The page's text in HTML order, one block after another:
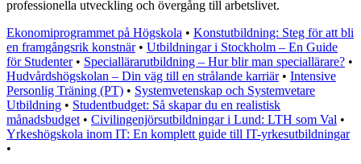
professionella utveckling och övergång till arbetslivet.
Ekonomiprogrammet på Högskola • Konstutbildning: Steg för att bli
en framgångsrik konstnär• Utbildningar i Stockholm – En Guide
för Studenter• Speciallärarutbildning – Hur blir man speciallärare? •
Hudvårdshögskolan – Din väg till en strålande karriär• Intensive
Personlig Träning (PT) • Systemvetenskap och Systemvetare
Utbildning • Studentbudget: Så skapar du en realistisk
månadsbudget • Civilingenjörsutbildningar i Lund: LTH som Val •
Yrkeshögskola inom IT: En komplett guide till IT-yrkesutbildningar
•